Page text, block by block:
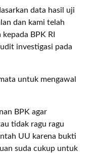
data hasil uji
dan kami telah
BPK RI
investigasi pada
untuk mengawal
BPK agar
tidak ragu ragu
UU karena bukti
suda cukup untuk